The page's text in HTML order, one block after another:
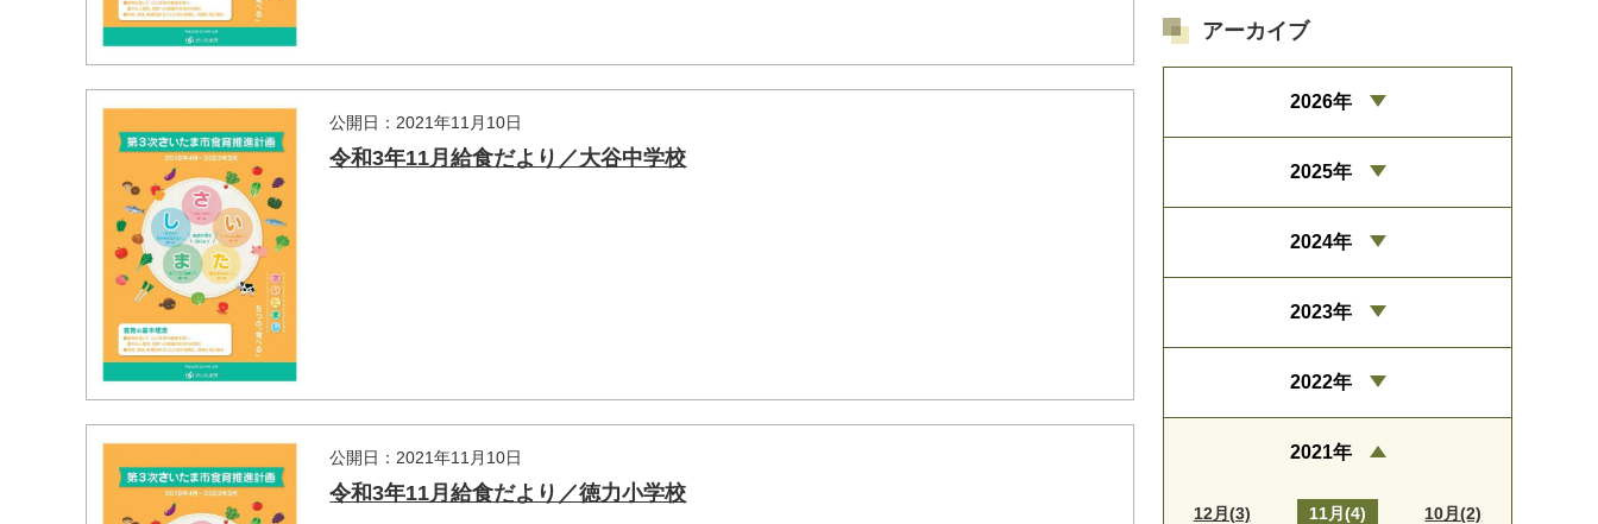
公開日：2021年11月10日
令和3年11月給食だより／大谷中学校
公開日：2021年11月10日
令和3年11月給食だより／徳力小学校
アーカイブ
2026年
2025年
2024年
2023年
2022年
2021年
12月(3) 11月(4) 10月(2)